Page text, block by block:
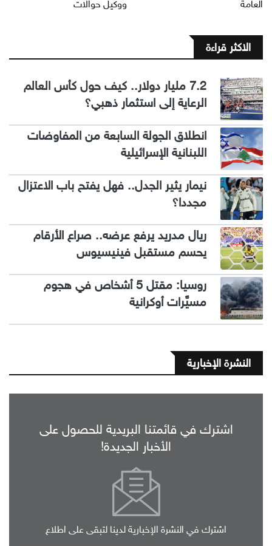
العامة ووكيل حوالات
الاكثر قراءة
7.2 مليار دولار.. كيف حول كأس العالم
الرعاية إلى استثمار ذهبي؟
انطلاق الجولة السابعة من المفاوضات
اللبنانية الإسرائيلية
نيمار يثير الجدل.. فهل يفتح باب الاعتزال
مجددا؟
ريال مدريد يرفع عرضه.. صراع الأرقام
يحسم مستقبل فينيسيوس
روسيا: مقتل 5 أشخاص في هجوم
مسيَّرات أوكرانية
النشرة الإخبارية
اشترك في قائمتنا البريدية للحصول على
الأخبار الجديدة!
اشترك في النشرة الإخبارية لدينا لتبقى على اطلاع